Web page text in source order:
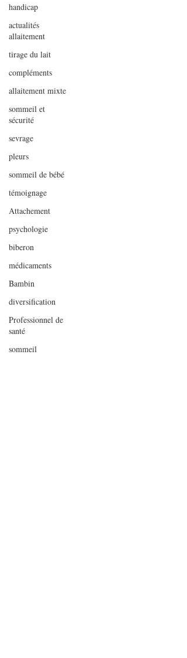
handicap
actualités
allaitement
tirage du lait
compléments
allaitement mixte
sommeil et
sécurité
sevrage
pleurs
sommeil de bébé
témoignage
Attachement
psychologie
biberon
médicaments
Bambin
diversification
Professionnel de
santé
sommeil